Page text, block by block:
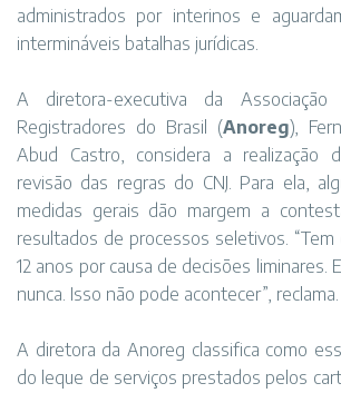
administrados por interinos e
intermináveis batalhas jurídicas.
A diretora-executiva da
Registradores do Brasil (Anoreg),
Abud Castro, considera a realização
revisão das regras do CNJ. Para ela,
medidas gerais dão margem a
resultados de processos seletivos. “Tem
12 anos por causa de decisões liminares.
nunca. Isso não pode acontecer”, reclama.
A diretora da Anoreg classifica como
do leque de serviços prestados pelos